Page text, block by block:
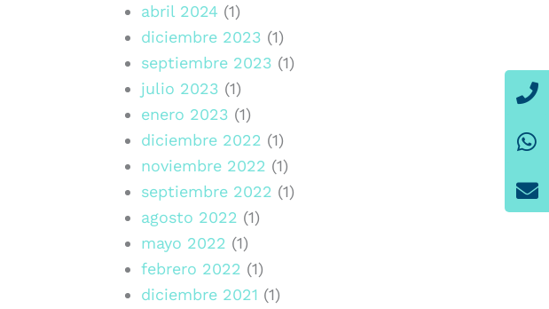
abril 2024 (1)
diciembre 2023 (1)
septiembre 2023 (1)
julio 2023 (1)
enero 2023 (1)
diciembre 2022 (1)
noviembre 2022 (1)
septiembre 2022 (1)
agosto 2022 (1)
mayo 2022 (1)
febrero 2022 (1)
diciembre 2021 (1)